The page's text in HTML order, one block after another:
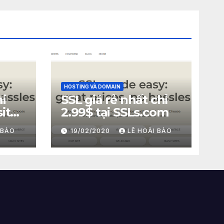
HOSTING VÀ DOMAIN
SSL giá rẻ nhất chỉ
2.99$ tại SSLs.com
19/02/2020 LÊ HOÀI BẢO